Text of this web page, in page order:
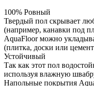
100% Ровный
Твердый пол скрывает
(например, канавки под
AquaFloor можно
(плитка, доски или
Устойчивый
Так как этот пол
используя влажную
Напольные покрытия